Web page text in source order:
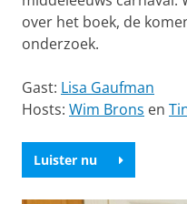
over het boek, de
onderzoek.
Gast: Lisa Gaufman
Hosts: Wim Brons en
Luister nu